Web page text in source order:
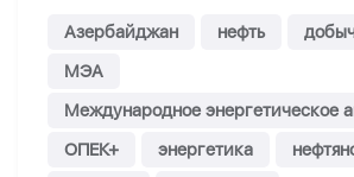
Азербайджан нефть
МЭА
Международное энергетическое
ОПЕК+
энергетика